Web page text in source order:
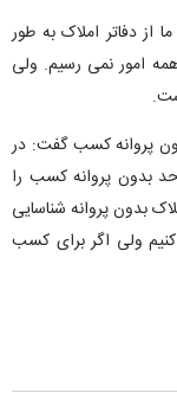
از دفاتر املاک به طور
امور نمی رسیم. ولی
پروانه کسب گفت: در
تعداد ۲۵۰۰ واحد و سال گذشته ۱۲۷۹ واحد بدون پروانه کسب را
۴۰۰ واحد مشاور املاک بدون پروانه شناسایی
ولی اگر برای کسب